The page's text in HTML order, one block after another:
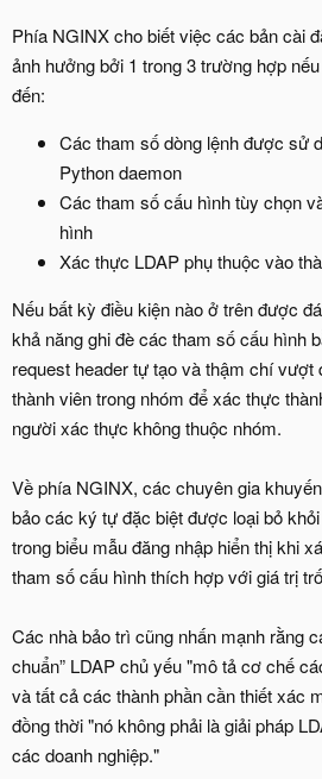
Phía NGINX cho biết việc các bản cài
ảnh hưởng bởi 1 trong 3 trường hợp
đến:
Các tham số dòng lệnh được sử
Python daemon
Các tham số cấu hình tùy chọn
hình
Xác thực LDAP phụ thuộc vào
Nếu bất kỳ điều kiện nào ở trên được
khả năng ghi đè các tham số cấu hình
request header tự tạo và thậm chí
thành viên trong nhóm để xác thực
người xác thực không thuộc nhóm.
Về phía NGINX, các chuyên gia
bảo các ký tự đặc biệt được loại bỏ
trong biểu mẫu đăng nhập hiển thị khi
tham số cấu hình thích hợp với giá trị
Các nhà bảo trì cũng nhấn mạnh rằng
chuẩn” LDAP chủ yếu "mô tả cơ chế
và tất cả các thành phần cần thiết xác
đồng thời "nó không phải là giải pháp
các doanh nghiệp."